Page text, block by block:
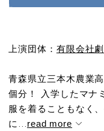
上演団体： 有限会社
青森県立三本木農業
個分！ 入学したマナ
服を着ることもなく
に...read more